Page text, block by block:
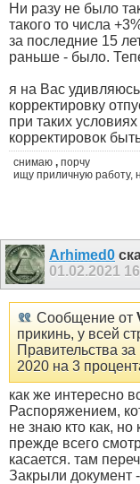
Ни разу не было
такого то числа
за последние 15
раньше - было.
я на Вас
корректировку
при таких
корректировок
снимаю , порчу
ищу приличную работу,
Arhimed0
01.02.2021
Сообщение от
прикинь, у всей
Правительства
2020 на 3
как же интересно
Распоряжением,
не знаю кто как, но
прежде всего
касается. там
Закрыли документ